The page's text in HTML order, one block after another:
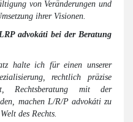
von Veränderungen und
ihrer Visionen.
advokáti bei der Beratung
halte ich für einen unserer
rechtlich präzise
Rechtsberatung mit der
machen L/R/P advokáti zu
des Rechts.